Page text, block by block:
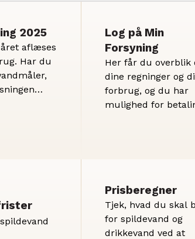
2025
aflæses
Har du
Log på Min
Forsyning
Her får du overblik
dine regninger og
forbrug, og du har
mulighed for
Prisberegner
Tjek, hvad du skal
for spildevand og
drikkevand ved at